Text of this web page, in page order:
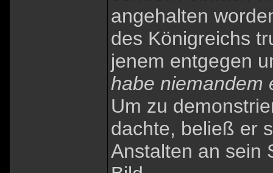
angehalten
des Königreichs
jenem entgegen
habe niemandem
Um zu
dachte, beließ er
Anstalten an sein